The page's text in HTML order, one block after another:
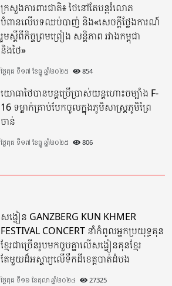
ក្រសួងការពារជាតិ៖ ថៃនៅតែបន្តរំលោភ
បំពានលើបទឈប់បាញ់ និង«សេចក្តីថ្លែងការណ៍
រួមស្តីពីកិច្ចព្រមព្រៀង សន្តិភាព រវាងកម្ពុជា
និងថៃ»
ថ្ងៃពុធ ទី១៧ ខែធ្នូ ឆ្នាំ២០២៥ 854
យោធាថៃបានបន្តប្រើប្រាស់យន្តហោះចម្បាំង F-
16 ទម្លាក់គ្រាប់បែកចូលក្នុងភូមិសាស្ត្រភូមិព្រៃ
ចាន់
ថ្ងៃពុធ ទី១៧ ខែធ្នូ ឆ្នាំ២០២៥ 806
សង្វៀន GANZBERG KUN KHMER
FESTIVAL CONCERT នាំកំពូលអ្នកប្រយុទ្ធគុន
ខ្មែរជាច្រើនរូបមកចួបគ្នាលើសង្វៀនគុនខ្មែរ
តែមួយដ៏អស្ចារ្យលើទឹកដីខេត្តបាត់ដំបង
ថ្ងៃពុធ ទី១៦ ខែតុលា ឆ្នាំ២០២៤ 27325